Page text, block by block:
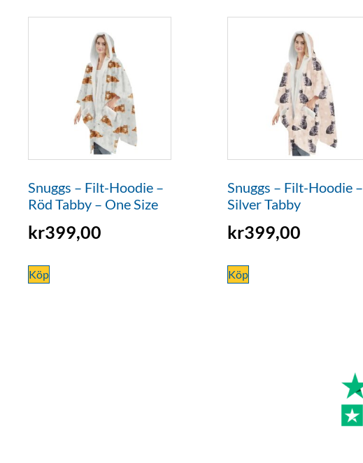
Snuggs – Filt-Hoodie –
Röd Tabby – One Size
kr399,00
Köp
Snuggs – Filt-Hoodie –
Silver Tabby
kr399,00
Köp